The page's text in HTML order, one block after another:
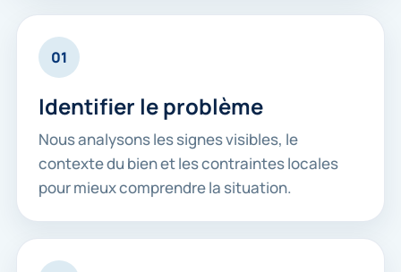
01
Identifier le problème
Nous analysons les signes visibles, le
contexte du bien et les contraintes locales
pour mieux comprendre la situation.